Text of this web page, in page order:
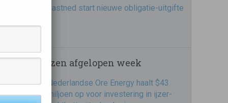
Fastned start nieuwe obligatie-uitgifte
Meest gelezen afgelopen week
Nederlandse Ore Energy haalt $43
miljoen op voor investering in ijzer-